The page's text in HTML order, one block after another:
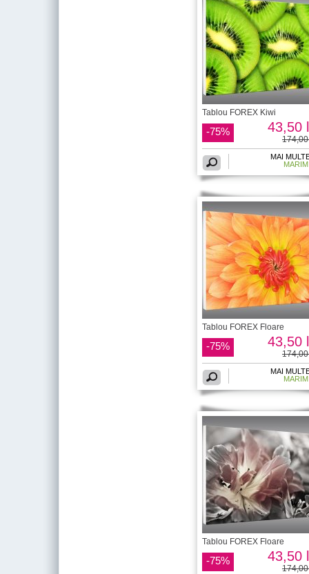
Tablou FOREX Kiwi
-75% 43,50
MAI
Tablou FOREX Floare
-75% 43,50
MAI
Tablou FOREX Floare
-75% 43,50